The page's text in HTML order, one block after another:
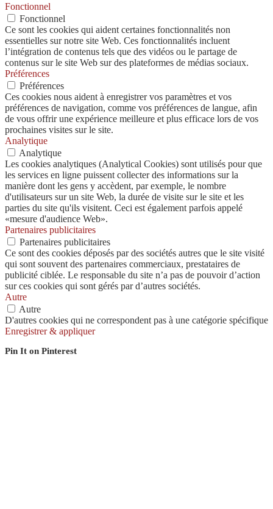
Fonctionnel
Fonctionnel
Ce sont les cookies qui aident certaines fonctionnalités non
essentielles sur notre site Web. Ces fonctionnalités incluent
l’intégration de contenus tels que des vidéos ou le partage de
contenus sur le site Web sur des plateformes de médias sociaux.
Préférences
Préférences
Ces cookies nous aident à enregistrer vos paramètres et vos
préférences de navigation, comme vos préférences de langue, afin
de vous offrir une expérience meilleure et plus efficace lors de vos
prochaines visites sur le site.
Analytique
Analytique
Les cookies analytiques (Analytical Cookies) sont utilisés pour que
les services en ligne puissent collecter des informations sur la
manière dont les gens y accèdent, par exemple, le nombre
d'utilisateurs sur un site Web, la durée de visite sur le site et les
parties du site qu'ils visitent. Ceci est également parfois appelé
«mesure d'audience Web».
Partenaires publicitaires
Partenaires publicitaires
Ce sont des cookies déposés par des sociétés autres que le site visité
qui sont souvent des partenaires commerciaux, prestataires de
publicité ciblée. Le responsable du site n’a pas de pouvoir d’action
sur ces cookies qui sont gérés par d’autres sociétés.
Autre
Autre
D'autres cookies qui ne correspondent pas à une catégorie spécifique
Enregistrer & appliquer
Pin It on Pinterest